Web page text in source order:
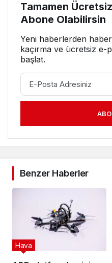
Tamamen
Abone Olabilirsin
Yeni haberlerden
kaçırma ve ücretsiz e-
başlat.
Benzer Haberler
Hava